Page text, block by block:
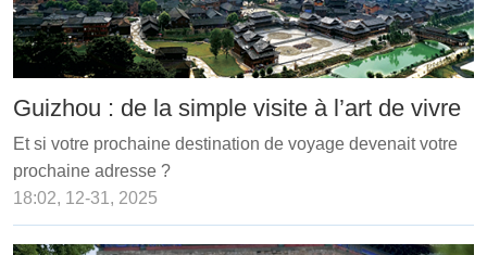
Guizhou : de la simple visite à l’art de vivre
Et si votre prochaine destination de voyage devenait votre
prochaine adresse ?
18:02, 12-31, 2025